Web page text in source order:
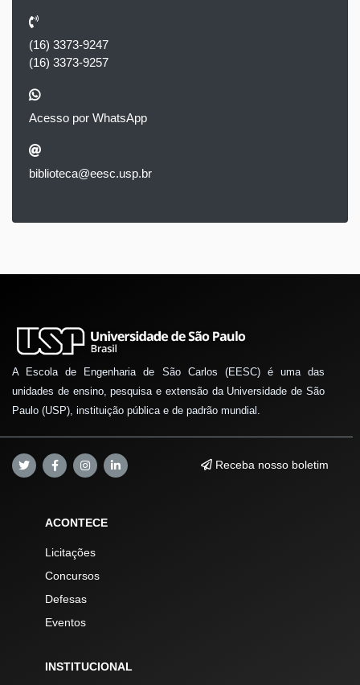
(16) 3373-9247
(16) 3373-9257
Acesso por WhatsApp
biblioteca@eesc.usp.br
A Escola de Engenharia de São Carlos (EESC) é uma das
unidades de ensino, pesquisa e extensão da Universidade de São
Paulo (USP), instituição pública e de padrão mundial.
Receba nosso boletim
ACONTECE
Licitações
Concursos
Defesas
Eventos
INSTITUCIONAL